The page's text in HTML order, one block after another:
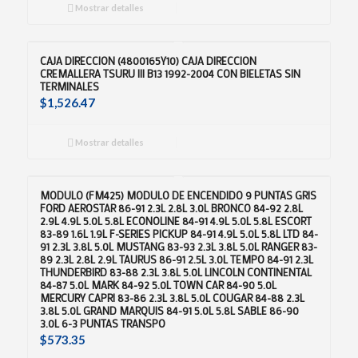
Mostrar detalles
CAJA DIRECCION (4800165Y10) CAJA DIRECCION
CREMALLERA TSURU III B13 1992-2004 CON BIELETAS SIN
TERMINALES
$1,526.47
Mostrar detalles
MODULO (FM425) MODULO DE ENCENDIDO 9 PUNTAS GRIS
FORD AEROSTAR 86-91 2.3L 2.8L 3.0L BRONCO 84-92 2.8L
2.9L 4.9L 5.0L 5.8L ECONOLINE 84-91 4.9L 5.0L 5.8L ESCORT
83-89 1.6L 1.9L F-SERIES PICKUP 84-91 4.9L 5.0L 5.8L LTD 84-
91 2.3L 3.8L 5.0L MUSTANG 83-93 2.3L 3.8L 5.0L RANGER 83-
89 2.3L 2.8L 2.9L TAURUS 86-91 2.5L 3.0L TEMPO 84-91 2.3L
THUNDERBIRD 83-88 2.3L 3.8L 5.0L LINCOLN CONTINENTAL
84-87 5.0L MARK 84-92 5.0L TOWN CAR 84-90 5.0L
MERCURY CAPRI 83-86 2.3L 3.8L 5.0L COUGAR 84-88 2.3L
3.8L 5.0L GRAND MARQUIS 84-91 5.0L 5.8L SABLE 86-90
3.0L 6-3 PUNTAS TRANSPO
$573.35